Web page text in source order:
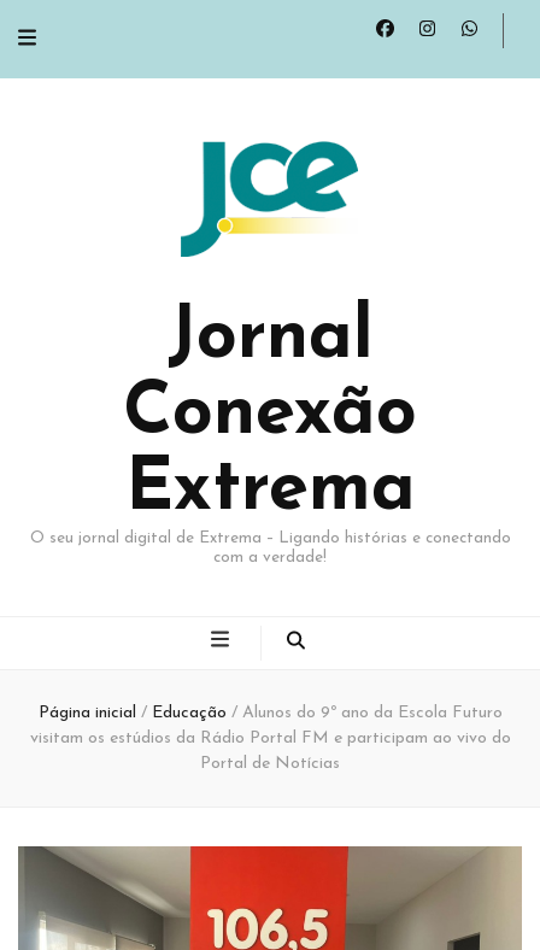
Jornal
Conexão
Extrema
O seu jornal digital de Extrema – Ligando histórias e conectando
com a verdade!
Página inicial / Educação / Alunos do 9º ano da Escola Futuro
visitam os estúdios da Rádio Portal FM e participam ao vivo do
Portal de Notícias